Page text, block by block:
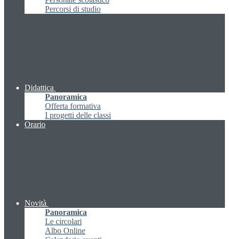
Percorsi di studio
Didattica
Panoramica
Offerta formativa
I progetti delle classi
Orario
Novità
Panoramica
Le circolari
Albo Online